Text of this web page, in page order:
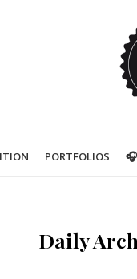
PORTFOLIOS
Daily